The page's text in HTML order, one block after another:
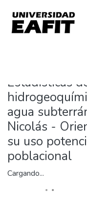
Estadísticas
agua
Nicolás -
su uso
poblacional
Cargando...